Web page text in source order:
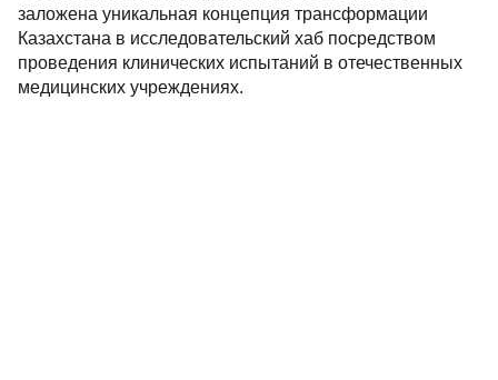
заложена уникальная концепция трансформации
Казахстана в исследовательский хаб посредством
проведения клинических испытаний в отечественных
медицинских учреждениях.